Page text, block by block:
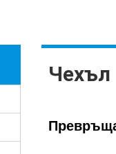
Чехъл